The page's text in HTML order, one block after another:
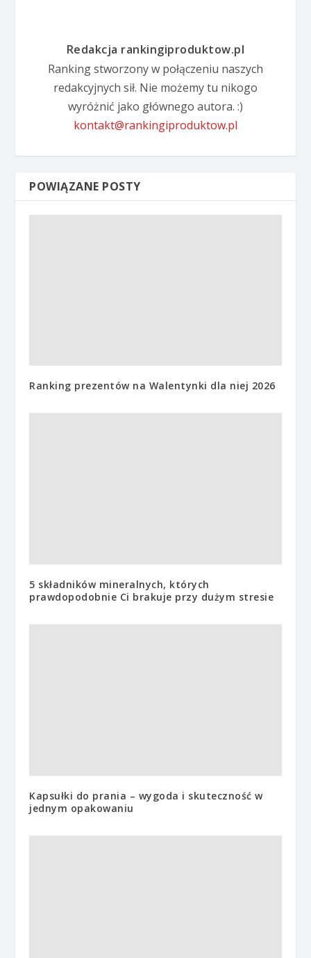
Redakcja rankingiproduktow.pl
Ranking stworzony w połączeniu naszych
redakcyjnych sił. Nie możemy tu nikogo
wyróżnić jako głównego autora. :)
kontakt@rankingiproduktow.pl
POWIĄZANE POSTY
Ranking prezentów na Walentynki dla niej 2026
5 składników mineralnych, których
prawdopodobnie Ci brakuje przy dużym stresie
Kapsułki do prania – wygoda i skuteczność w
jednym opakowaniu